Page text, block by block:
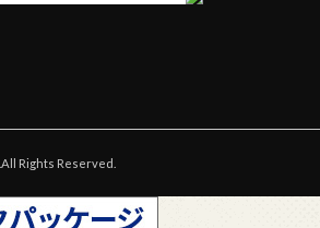
.All Rights Reserved.